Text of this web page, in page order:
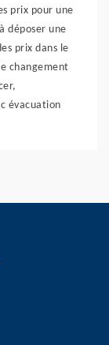
prix pour une
déposer une
prix dans le
changement
évacuation